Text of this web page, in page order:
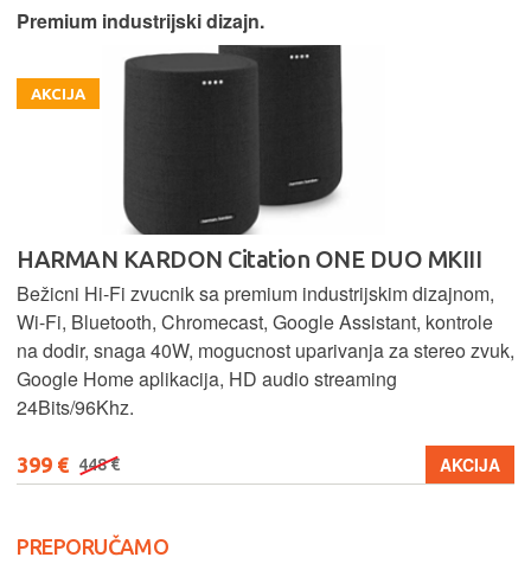
Premium industrijski dizajn.
AKCIJA
HARMAN KARDON Citation ONE DUO MKIII
Bežicni Hi-Fi zvucnik sa premium industrijskim dizajnom,
Wi-Fi, Bluetooth, Chromecast, Google Assistant, kontrole
na dodir, snaga 40W, mogucnost uparivanja za stereo zvuk,
Google Home aplikacija, HD audio streaming
24Bits/96Khz.
399 € 448 € AKCIJA
PREPORUČAMO